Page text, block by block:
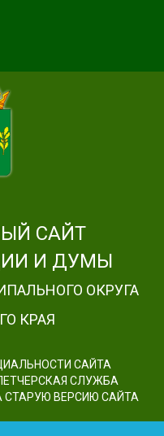
САЙТ
И ДУМЫ
ОКРУГА
КРАЯ
САЙТА
СЛУЖБА
СТАРУЮ ВЕРСИЮ САЙТА